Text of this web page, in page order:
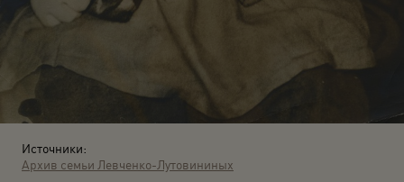
Источники:
Архив семьи Левченко-Лутовининых